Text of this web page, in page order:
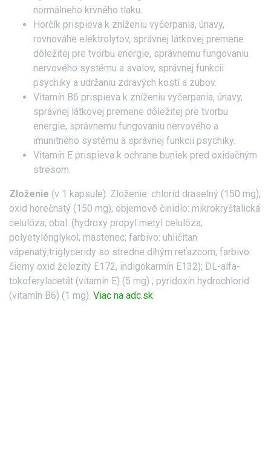
normálneho krvného tlaku.
Horčík prispieva k zníženiu vyčerpania, únavy,
rovnováhe elektrolytov, správnej látkovej premene
dôležitej pre tvorbu energie, správnemu fungovaniu
nervového systému a svalov, správnej funkcii
psychiky a udržaniu zdravých kostí a zubov.
Vitamín B6 prispieva k zníženiu vyčerpania, únavy,
správnej látkovej premene dôležitej pre tvorbu
energie, správnemu fungovaniu nervového a
imunitného systému a správnej funkcii psychiky.
Vitamín E prispieva k ochrane buniek pred oxidačným
stresom.
Zloženie (v 1 kapsule): Zloženie: chlorid draselný (150 mg);
oxid horečnatý (150 mg); objemové činidlo: mikrokryštalická
celulóza; obal: (hydroxy propyl metyl celulóza;
polyetylénglykol; mastenec; farbivo: uhličitan
vápenatý;triglyceridy so stredne dlhým reťazcom; farbivo:
čierny oxid železitý E172, indigokarmín E132); DL-alfa-
tokoferylacetát (vitamín E) (5 mg) ; pyridoxín hydrochlorid
(vitamín B6) (1 mg). Viac na adc.sk